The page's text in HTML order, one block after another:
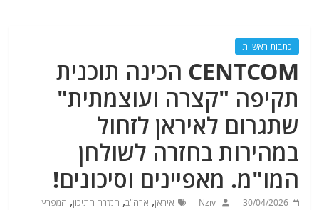
כתבות ראשיות
CENTCOM הכינה תוכנית
תקיפה "קצרה ועוצמתית"
שתגרום לאיראן לזחול
במהירות בחזרה לשולחן
המו"מ. מאפיינים וסיכונים!
30/04/2026
Nziv איראן, ארה"ב, המזרח התיכון, המפרץ